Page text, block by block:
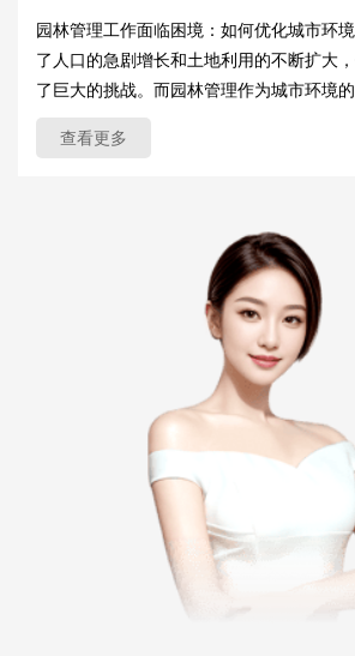
园林管理工作面临困境：如何优化城市环
了人口的急剧增长和土地利用的不断扩大
了巨大的挑战。而园林管理作为城市环境
查看更多